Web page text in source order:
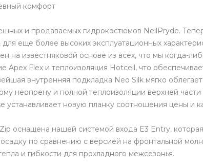
комфорт
и продаваемых гидрокостюмов NeilPryde.
еще более высоких эксплуатационных
на известняковой основе из всех, что мы когда-
Apex Flex и теплоизоляция Hotcell, что
внутренняя подкладка Neo Silk мягко
неопрену и полной теплоизоляции верхней части
устанавливает новую планку соотношения цены и
оснащена нашей системой входа E3 Entry,
по сравнению с версией на фронтальной
и гибкости для прохладного межсезонья.